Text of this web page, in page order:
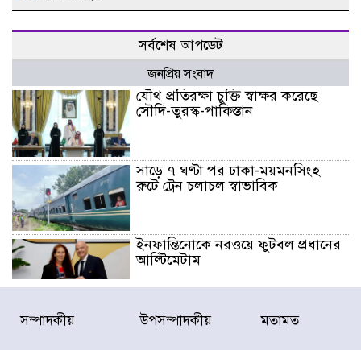
সর্বশেষ আপডেট
জনপ্রিয় সংবাদ
যৌথ প্রতিরক্ষা চুক্তি স্বাক্ষর করেছে
সৌদি-তুরস্ক-পাকিস্তান
সাড়ে ৭ ঘণ্টা পর ঢাকা-ময়মনসিংহ
রুটে ট্রেন চলাচল স্বাভাবিক
ইনফান্তিনোকে নরওয়ে ফুটবল প্রধানের
আল্টিমেটাম
দেশে ভারি বৃষ্টির সতর্কবার্তা, ১০
সম্পাদকীয় উপসম্পাদকীয় মতামত